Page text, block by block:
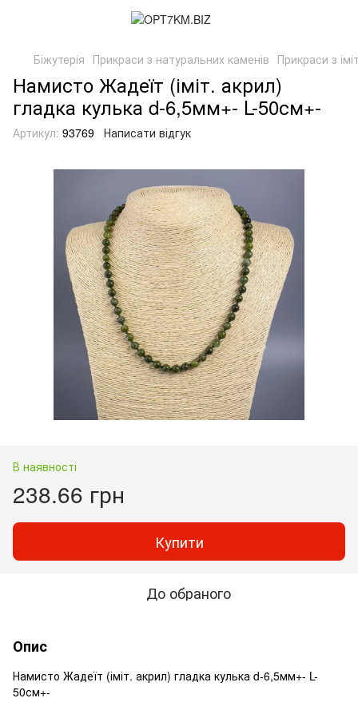
Біжутерія Прикраси з натуральних каменів Прикраси з
Намисто Жадеїт (іміт. акрил)
гладка кулька d-6,5мм+- L-50см+-
Артикул: 93769 Написати відгук
В наявності
238.66 грн
Купити
До обраного
Опис
Намисто Жадеїт (іміт. акрил) гладка кулька d-6,5мм+- L-
50см+-